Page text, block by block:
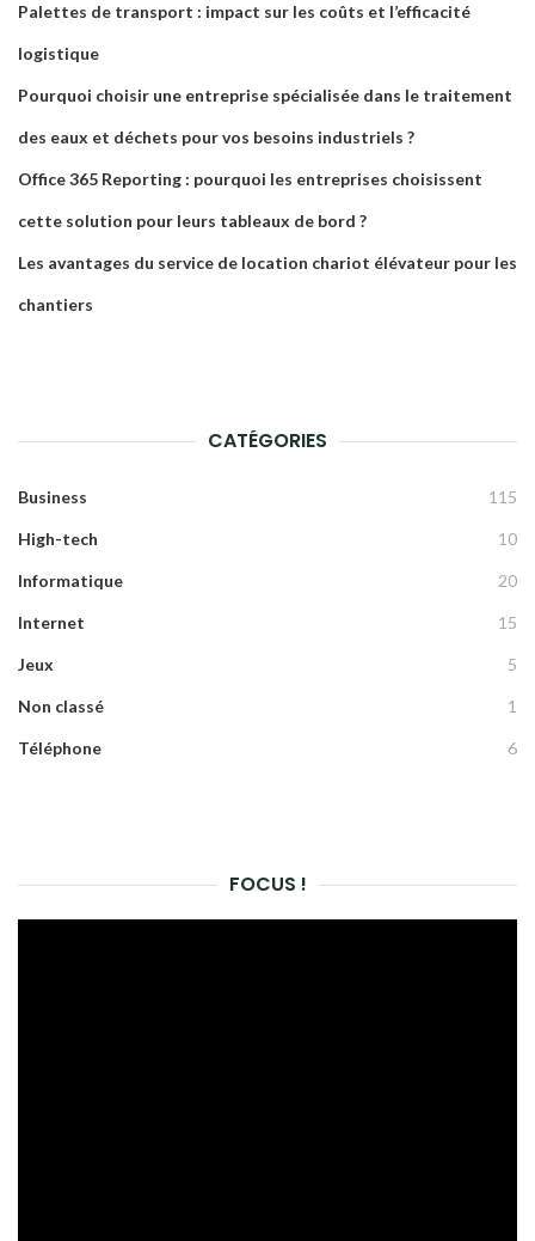
Palettes de transport : impact sur les coûts et l’efficacité
logistique
Pourquoi choisir une entreprise spécialisée dans le traitement
des eaux et déchets pour vos besoins industriels ?
Office 365 Reporting : pourquoi les entreprises choisissent
cette solution pour leurs tableaux de bord ?
Les avantages du service de location chariot élévateur pour les
chantiers
CATÉGORIES
Business 115
High-tech 10
Informatique 20
Internet 15
Jeux 5
Non classé 1
Téléphone 6
FOCUS !